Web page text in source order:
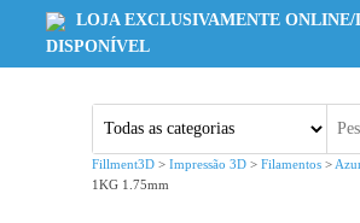
LOJA EXCLUSIVAMENTE
DISPONÍVEL
Fillment3D > Impressão 3D > Filamentos >
1KG 1.75mm